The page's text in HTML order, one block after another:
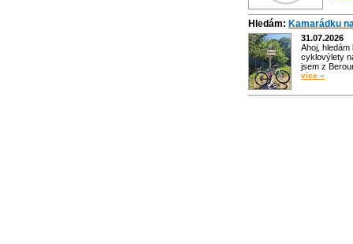
Hledám: Kamarádku
31.07.2026
Ahoj,
cyklovýlety
jsem z
více »